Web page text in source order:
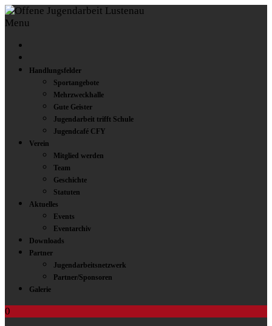
Menu
Handlungsfelder
Sportangebote
Mehrzweckhalle
Gute Geister
Jugendarbeit trifft Schule
Jugendcafé CFY
Verein
Mitglied werden
Team
Geschichte
Statuten
Aktuelles
Events
Eventarchiv
Downloads
Partner
Jugendarbeitsnetzwerk
Partner/Sponsoren
Galerie
0